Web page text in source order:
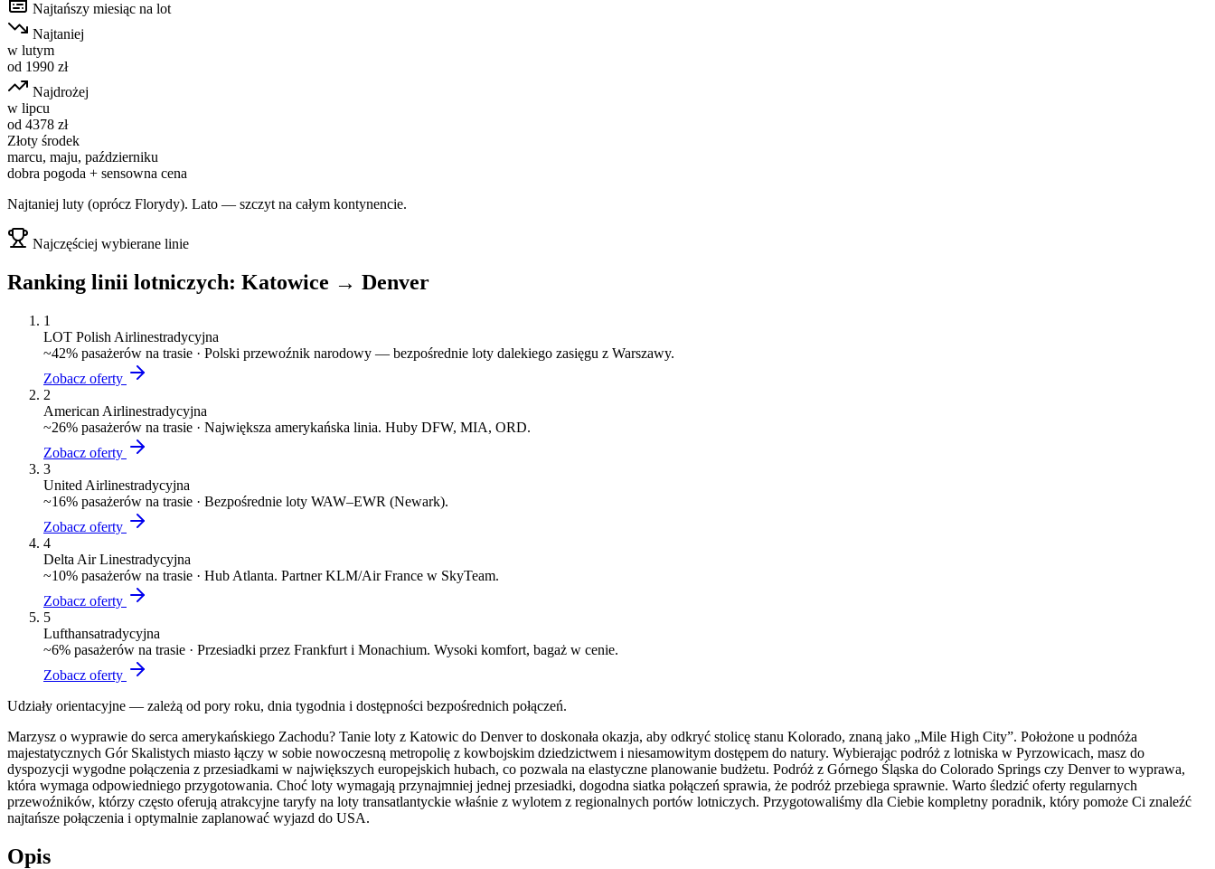
Najtańszy miesiąc na lot
Najtaniej
w lutym
od 1990 zł
Najdrożej
w lipcu
od 4378 zł
Złoty środek
marcu, maju, październiku
dobra pogoda + sensowna cena
Najtaniej luty (oprócz Florydy). Lato — szczyt na całym kontynencie.
Najczęściej wybierane linie
Ranking linii lotniczych: Katowice → Denver
1
LOT Polish Airlinestradycyjna
~42% pasażerów na trasie · Polski przewoźnik narodowy — bezpośrednie loty dalekiego zasięgu z Warszawy.
Zobacz oferty
2
American Airlinestradycyjna
~26% pasażerów na trasie · Największa amerykańska linia. Huby DFW, MIA, ORD.
Zobacz oferty
3
United Airlinestradycyjna
~16% pasażerów na trasie · Bezpośrednie loty WAW–EWR (Newark).
Zobacz oferty
4
Delta Air Linestradycyjna
~10% pasażerów na trasie · Hub Atlanta. Partner KLM/Air France w SkyTeam.
Zobacz oferty
5
Lufthansatradycyjna
~6% pasażerów na trasie · Przesiadki przez Frankfurt i Monachium. Wysoki komfort, bagaż w cenie.
Zobacz oferty
Udziały orientacyjne — zależą od pory roku, dnia tygodnia i dostępności bezpośrednich połączeń.
Marzysz o wyprawie do serca amerykańskiego Zachodu? Tanie loty z Katowic do Denver to doskonała okazja, aby odkryć stolicę stanu Kolorado, znaną jako „Mile High City”. Położone u podnóża
majestatycznych Gór Skalistych miasto łączy w sobie nowoczesną metropolię z kowbojskim dziedzictwem i niesamowitym dostępem do natury. Wybierając podróż z lotniska w Pyrzowicach, masz do
dyspozycji wygodne połączenia z przesiadkami w największych europejskich hubach, co pozwala na elastyczne planowanie budżetu. Podróż z Górnego Śląska do Colorado Springs czy Denver to wyprawa,
która wymaga odpowiedniego przygotowania. Choć loty wymagają przynajmniej jednej przesiadki, dogodna siatka połączeń sprawia, że podróż przebiega sprawnie. Warto śledzić oferty regularnych
przewoźników, którzy często oferują atrakcyjne taryfy na loty transatlantyckie właśnie z wylotem z regionalnych portów lotniczych. Przygotowaliśmy dla Ciebie kompletny poradnik, który pomoże Ci znaleźć
najtańsze połączenia i optymalnie zaplanować wyjazd do USA.
Opis